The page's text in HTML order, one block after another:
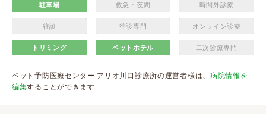
駐車場 救急・夜間 時間外診療
往診 往診専門 オンライン診療
トリミング ペットホテル 二次診療専門
ペット予防医療センター アリオ川口診療所の運営者様は、 病院情報を
編集することができます